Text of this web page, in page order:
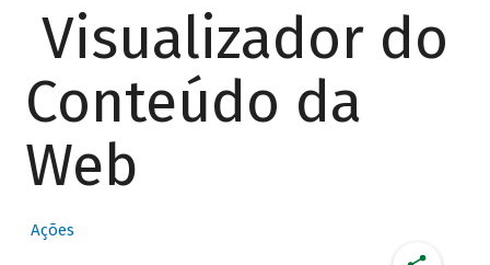
Visualizador do
Conteúdo da
Web
Ações